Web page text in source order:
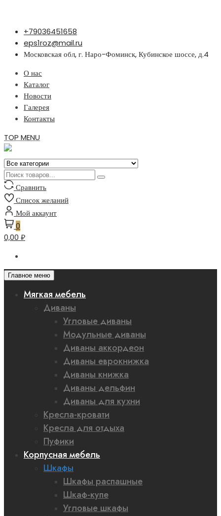
Перейти
содержимому
+79036451658
eps1roz@mail.ru
Московская обл, г. Наро-Фоминск, Кубинское шоссе, д.4
О нас
Каталог
Новости
Галерея
Контакты
TOP MENU
Сравнить
Список желаний
Мой аккаунт
0
0,00 ₽
Главное меню
Мягкая мебель
Диваны
Угловые диваны
Модульные диваны
Диваны аккордеон
Диваны еврокнижка
Диваны книжка
Диваны дельфин
Диваны для кухни
Кресла-кровати
Кресла для отдыха
Пуфики
Корпусная мебель
Шкафы
Шкафы распашные
Шкаф-купе
Угловые шкафы